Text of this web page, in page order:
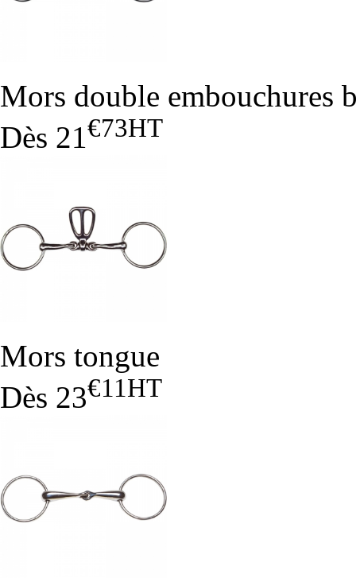
Mors double embouchures
Dès 21€73HT
Mors tongue
Dès 23€11HT